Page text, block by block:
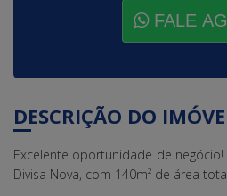
FALE
DESCRIÇÃO DO
Excelente oportunidade de
Divisa Nova, com 140m² de área